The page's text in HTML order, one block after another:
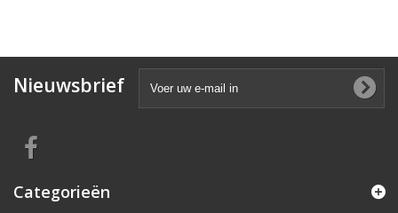
Nieuwsbrief
Categorieën